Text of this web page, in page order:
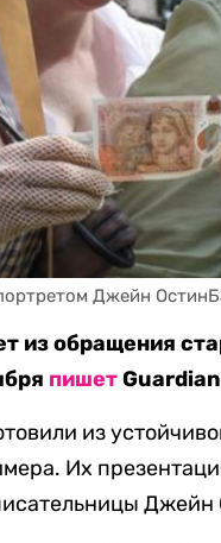
Джейн
из обращения
пишет
из
Их
Джейн